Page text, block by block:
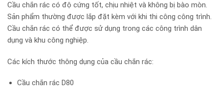
Cầu chắn rác có độ cứng tốt, chịu nhiệt và không bị bào mòn.
Sản phẩm thường được lắp đặt kèm với khi thi công công trình.
Cầu chắn rác có thể được sử dụng trong các công trình dân
dụng và khu công nghiệp.
Các kích thước thông dụng của cầu chắn rác:
Cầu chắn rác D80